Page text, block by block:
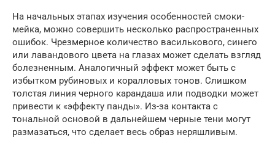
На начальных этапах изучения особенностей смоки-
мейка, можно совершить несколько распространенных
ошибок. Чрезмерное количество василькового, синего
или лавандового цвета на глазах может сделать взгляд
болезненным. Аналогичный эффект может быть с
избытком рубиновых и коралловых тонов. Слишком
толстая линия черного карандаша или подводки может
привести к «эффекту панды». Из-за контакта с
тональной основой в дальнейшем черные тени могут
размазаться, что сделает весь образ неряшливым.